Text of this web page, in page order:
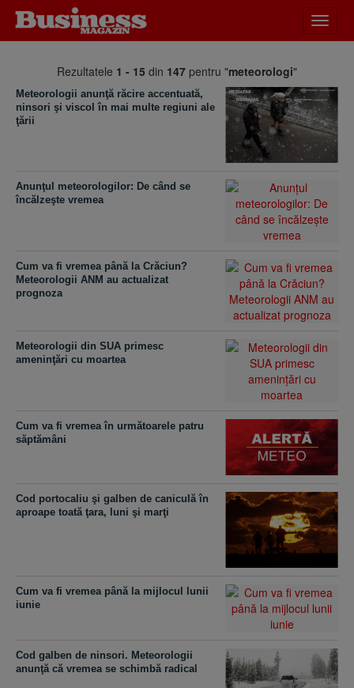
meniu
Rezultatele 1 - 15 din 147 pentru "meteorologi"
Meteorologii anunţă răcire accentuată,
ninsori şi viscol în mai multe regiuni ale
ţării
Anunţul meteorologilor: De când se
încălzeşte vremea
Cum va fi vremea până la Crăciun?
Meteorologii ANM au actualizat
prognoza
Meteorologii din SUA primesc
ameninţări cu moartea
Cum va fi vremea în următoarele patru
săptămâni
Cod portocaliu şi galben de caniculă în
aproape toată ţara, luni şi marţi
Cum va fi vremea până la mijlocul lunii
iunie
Cod galben de ninsori. Meteorologii
anunţă că vremea se schimbă radical